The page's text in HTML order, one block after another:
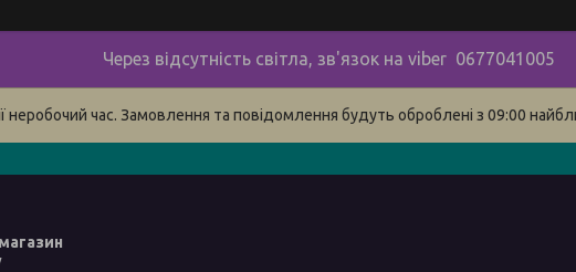
Через відсутність світла, зв'язок на viber 0677041005
неробочий час. Замовлення та повідомлення будуть оброблені з 09:00